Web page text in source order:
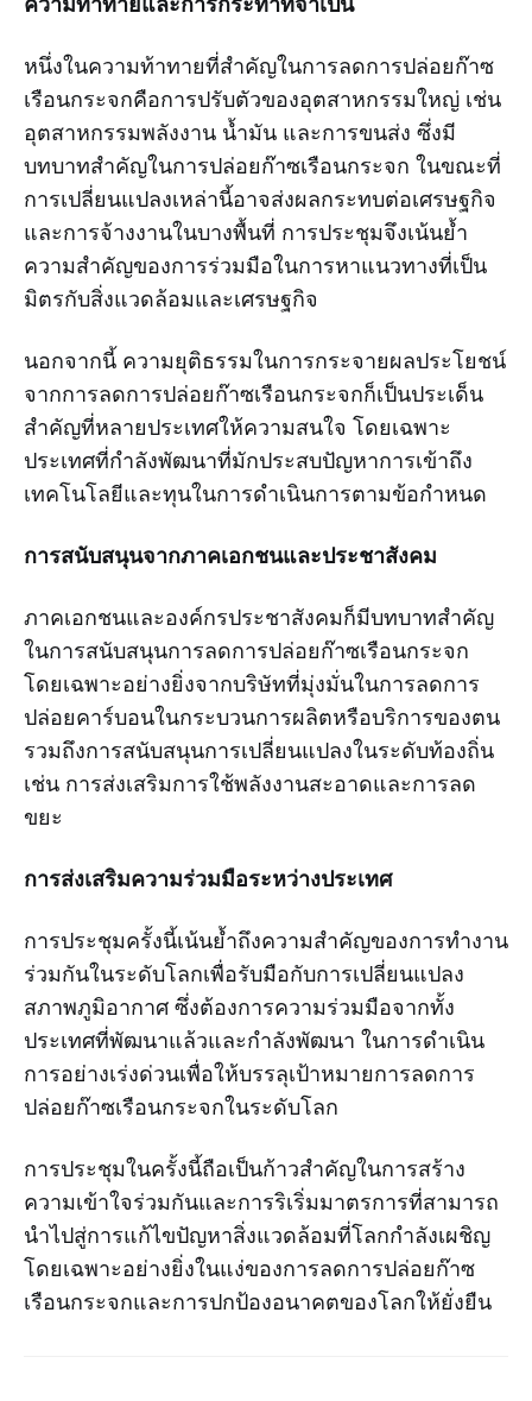
หนึ่งในความท้าทายที่สำคัญในการลดการปล่อยก๊าซ
เรือนกระจกคือการปรับตัวของอุตสาหกรรมใหญ่ เช่น
อุตสาหกรรมพลังงาน น้ำมัน และการขนส่ง ซึ่งมี
บทบาทสำคัญในการปล่อยก๊าซเรือนกระจก ในขณะที่
การเปลี่ยนแปลงเหล่านี้อาจส่งผลกระทบต่อเศรษฐกิจ
และการจ้างงานในบางพื้นที่ การประชุมจึงเน้นย้ำ
ความสำคัญของการร่วมมือในการหาแนวทางที่เป็น
มิตรกับสิ่งแวดล้อมและเศรษฐกิจ
นอกจากนี้ ความยุติธรรมในการกระจายผลประโยชน์
จากการลดการปล่อยก๊าซเรือนกระจกก็เป็นประเด็น
สำคัญที่หลายประเทศให้ความสนใจ โดยเฉพาะ
ประเทศที่กำลังพัฒนาที่มักประสบปัญหาการเข้าถึง
เทคโนโลยีและทุนในการดำเนินการตามข้อกำหนด
การสนับสนุนจากภาคเอกชนและประชาสังคม
ภาคเอกชนและองค์กรประชาสังคมก็มีบทบาทสำคัญ
ในการสนับสนุนการลดการปล่อยก๊าซเรือนกระจก
โดยเฉพาะอย่างยิ่งจากบริษัทที่มุ่งมั่นในการลดการ
ปล่อยคาร์บอนในกระบวนการผลิตหรือบริการของตน
รวมถึงการสนับสนุนการเปลี่ยนแปลงในระดับท้องถิ่น
เช่น การส่งเสริมการใช้พลังงานสะอาดและการลด
ขยะ
การส่งเสริมความร่วมมือระหว่างประเทศ
การประชุมครั้งนี้เน้นย้ำถึงความสำคัญของการทำงาน
ร่วมกันในระดับโลกเพื่อรับมือกับการเปลี่ยนแปลง
สภาพภูมิอากาศ ซึ่งต้องการความร่วมมือจากทั้ง
ประเทศที่พัฒนาแล้วและกำลังพัฒนา ในการดำเนิน
การอย่างเร่งด่วนเพื่อให้บรรลุเป้าหมายการลดการ
ปล่อยก๊าซเรือนกระจกในระดับโลก
การประชุมในครั้งนี้ถือเป็นก้าวสำคัญในการสร้าง
ความเข้าใจร่วมกันและการริเริ่มมาตรการที่สามารถ
นำไปสู่การแก้ไขปัญหาสิ่งแวดล้อมที่โลกกำลังเผชิญ
โดยเฉพาะอย่างยิ่งในแง่ของการลดการปล่อยก๊าซ
เรือนกระจกและการปกป้องอนาคตของโลกให้ยั่งยืน